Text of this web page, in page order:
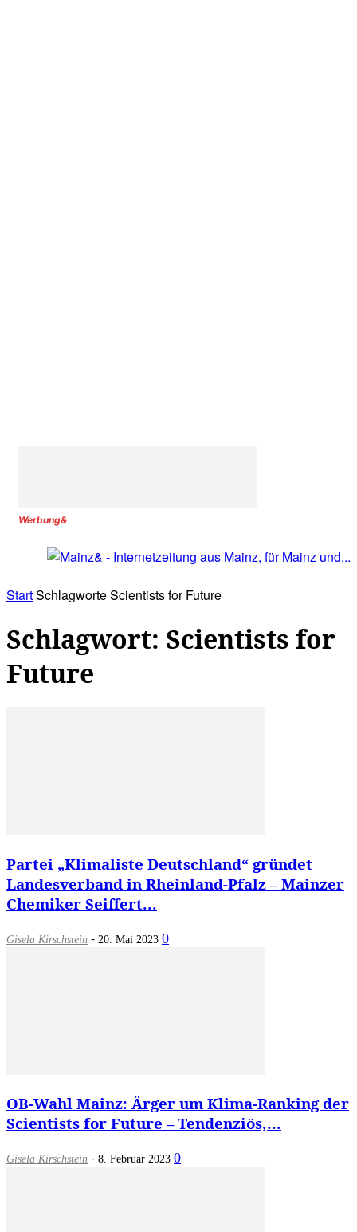
Werbung&
StartSchlagworteScientists for Future
Schlagwort: Scientists for
Future
Partei „Klimaliste Deutschland“ gründet
Landesverband in Rheinland-Pfalz – Mainzer
Chemiker Seiffert...
Gisela Kirschstein - 20. Mai 2023 0
OB-Wahl Mainz: Ärger um Klima-Ranking der
Scientists for Future – Tendenziös,...
Gisela Kirschstein - 8. Februar 2023 0